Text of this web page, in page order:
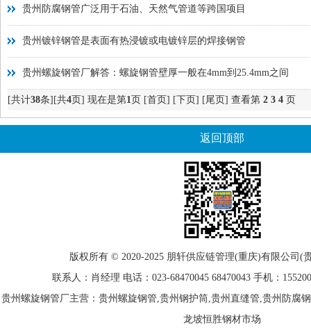
贵州防腐钢管广泛用于石油、天然气管道等跨国项目
贵州镀锌钢管是表面有热浸镀或电镀锌层的焊接钢管
贵州螺旋钢管厂解答：螺旋钢管壁厚一般在4mm到25.4mm之间
[共计38条][共4页] 现在是第1页 [首页] [下页] [尾页] 查看第 2 3 4 页
返回顶部
版权所有 © 2020-2025 朋轩供应链管理(重庆)有限公司(
联系人：肖经理 电话：023-68470045 68470043 手机：
贵州螺旋钢管厂主营：贵州螺旋钢管,贵州钢护筒,贵州直缝管,贵州防腐
龙坡恒胜钢材市场